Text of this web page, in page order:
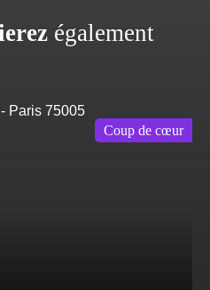
également
Coup de cœur